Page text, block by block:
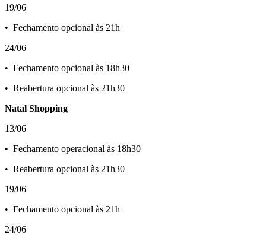
19/06
•⁠ ⁠Fechamento opcional às 21h
24/06
•⁠ ⁠Fechamento opcional às 18h30
•⁠ ⁠Reabertura opcional às 21h30
Natal Shopping
13/06
•⁠ ⁠Fechamento operacional às 18h30
•⁠ ⁠Reabertura opcional às 21h30
19/06
•⁠ ⁠Fechamento opcional às 21h
24/06